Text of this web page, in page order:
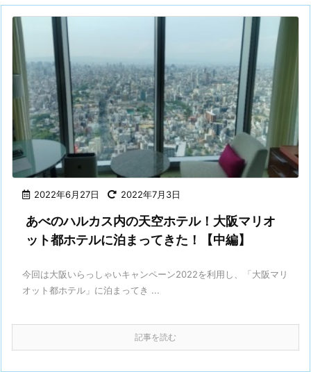
2022年6月27日 2022年7月3日
あべのハルカス内の天空ホテル！大阪マリオ
ット都ホテルに泊まってきた！【中編】
今回は大阪いらっしゃいキャンペーン2022を利用し、「大阪マリ
オット都ホテル」に泊まってき ...
記事を読む